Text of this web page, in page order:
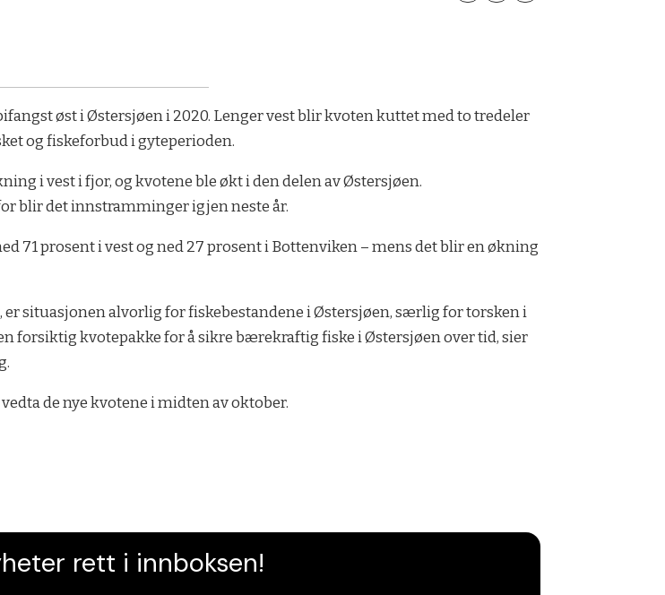
øst i Østersjøen i 2020. Lenger vest blir kvoten kuttet med to tredeler
og fiskeforbud i gyteperioden.
i vest i fjor, og kvotene ble økt i den delen av Østersjøen.
blir det innstramminger igjen neste år.
71 prosent i vest og ned 27 prosent i Bottenviken – mens det blir en økning
situasjonen alvorlig for fiskebestandene i Østersjøen, særlig for torsken i
forsiktig kvotepakke for å sikre bærekraftig fiske i Østersjøen over tid, sier
de nye kvotene i midten av oktober.
rett i innboksen!